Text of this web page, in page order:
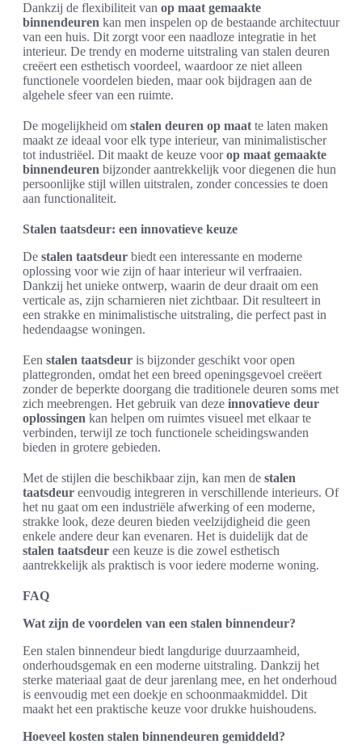
Dankzij de flexibiliteit van op maat gemaakte
binnendeuren kan men inspelen op de bestaande architectuur
van een huis. Dit zorgt voor een naadloze integratie in het
interieur. De trendy en moderne uitstraling van stalen deuren
creëert een esthetisch voordeel, waardoor ze niet alleen
functionele voordelen bieden, maar ook bijdragen aan de
algehele sfeer van een ruimte.
De mogelijkheid om stalen deuren op maat te laten maken
maakt ze ideaal voor elk type interieur, van minimalistischer
tot industriëel. Dit maakt de keuze voorop maat gemaakte
binnendeuren bijzonder aantrekkelijk voor diegenen die hun
persoonlijke stijl willen uitstralen, zonder concessies te doen
aan functionaliteit.
Stalen taatsdeur: een innovatieve keuze
De stalen taatsdeur biedt een interessante en moderne
oplossing voor wie zijn of haar interieur wil verfraaien.
Dankzij het unieke ontwerp, waarin de deur draait om een
verticale as, zijn scharnieren niet zichtbaar. Dit resulteert in
een strakke en minimalistische uitstraling, die perfect past in
hedendaagse woningen.
Een stalen taatsdeur is bijzonder geschikt voor open
plattegronden, omdat het een breed openingsgevoel creëert
zonder de beperkte doorgang die traditionele deuren soms met
zich meebrengen. Het gebruik van deze innovatieve deur
oplossingen kan helpen om ruimtes visueel met elkaar te
verbinden, terwijl ze toch functionele scheidingswanden
bieden in grotere gebieden.
Met de stijlen die beschikbaar zijn, kan men de stalen
taatsdeur eenvoudig integreren in verschillende interieurs. Of
het nu gaat om een industriële afwerking of een moderne,
strakke look, deze deuren bieden veelzijdigheid die geen
enkele andere deur kan evenaren. Het is duidelijk dat de
stalen taatsdeur een keuze is die zowel esthetisch
aantrekkelijk als praktisch is voor iedere moderne woning.
FAQ
Wat zijn de voordelen van een stalen binnendeur?
Een stalen binnendeur biedt langdurige duurzaamheid,
onderhoudsgemak en een moderne uitstraling. Dankzij het
sterke materiaal gaat de deur jarenlang mee, en het onderhoud
is eenvoudig met een doekje en schoonmaakmiddel. Dit
maakt het een praktische keuze voor drukke huishoudens.
Hoeveel kosten stalen binnendeuren gemiddeld?